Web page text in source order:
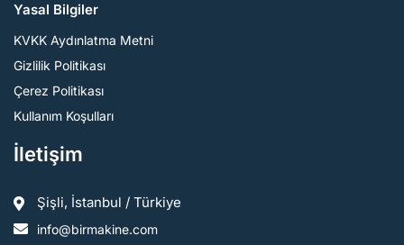
Yasal Bilgiler
KVKK Aydınlatma Metni
Gizlilik Politikası
Çerez Politikası
Kullanım Koşulları
İletişim
Şişli, İstanbul / Türkiye
info@birmakine.com